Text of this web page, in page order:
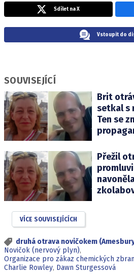
Sdílet na X
Vstoupit do
SOUVISEJÍCÍ
Brit
setkal s
Ten se
Přežil
VÍCE SOUVISEJÍCÍCH
druhá otrava novičokem
Novičok (nervový plyn),
Organizace pro zákaz chemických
Charlie Rowley, Dawn Sturgessová